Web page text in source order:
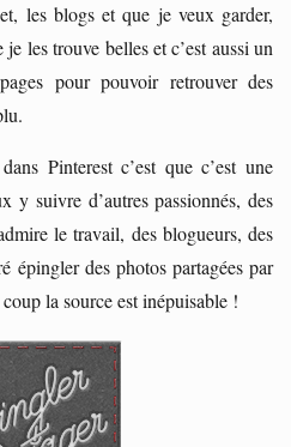
les blogs et que je veux garder,
les trouve belles et c’est aussi un
pour pouvoir retrouver des
Pinterest c’est que c’est une
y suivre d’autres passionnés, des
le travail, des blogueurs, des
épingler des photos partagées par
la source est inépuisable !